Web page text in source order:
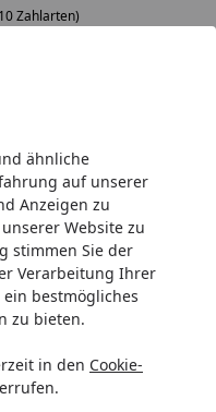
ähnliche
auf unserer
Anzeigen zu
Website zu
stimmen Sie der
Verarbeitung Ihrer
bestmögliches
zu bieten.
in den Cookie-
Zahlarten)
& Pool-
bis 468,99€)
Set Alberts® Cluster